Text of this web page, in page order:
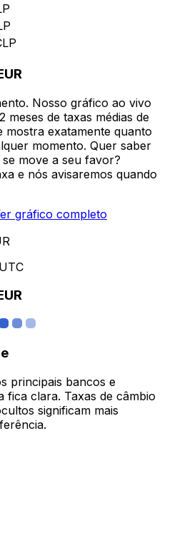
Nosso gráfico ao vivo
meses de taxas médias de
mostra exatamente quanto
momento. Quer saber
move a seu favor?
e nós avisaremos quando
gráfico completo
principais bancos e
clara. Taxas de câmbio
significam mais